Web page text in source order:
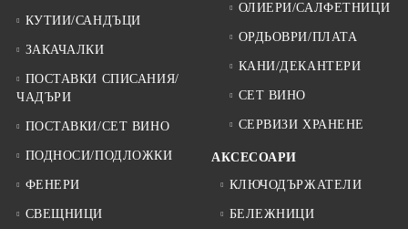
КУТИИ/САНДЪЦИ
ЗАКАЧАЛКИ
ПОСТАВКИ СПИСАНИЯ/
ЧАДЪРИ
ПОСТАВКИ/СЕТ ВИНО
ПОДНОСИ/ПОДЛОЖКИ
ФЕНЕРИ
СВЕЩНИЦИ
ОЛИЕРИ/САЛФЕТНИЦИ
ОРДЬОВРИ/ПЛАТА
КАНИ/ДЕКАНТЕРИ
СЕТ ВИНО
СЕРВИЗИ ХРАНЕНЕ
АКСЕСОАРИ
КЛЮЧОДЪРЖАТЕЛИ
БЕЛЕЖНИЦИ